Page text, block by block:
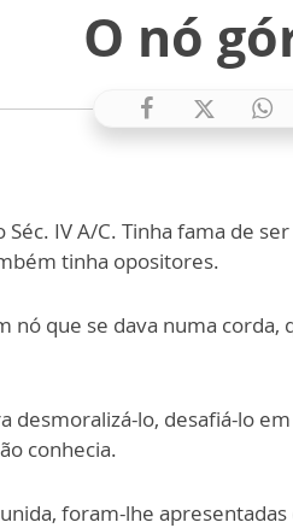
O nó
IV A/C. Tinha fama de
tinha opositores.
nó que se dava numa corda,
desmoralizá-lo, desafiá-lo
conhecia.
foram-lhe apresentadas